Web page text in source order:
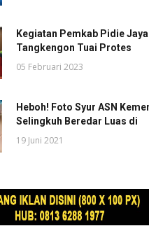
Kegiatan Pemkab Pidie
Tangkengon Tuai Protes
05 Februari 2023
Heboh! Foto Syur ASN
Selingkuh Beredar Luas di
19 Juni 2021